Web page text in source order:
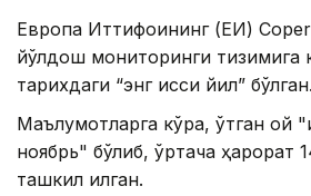
Европа Иттифоқининг (ЕИ)
йўлдош мониторинги тизимига
тарихдаги “энг иссиқ йил” бўлган.
Маълумотларга кўра, ўтган ой
ноябрь" бўлиб, ўртача ҳарорат
ташкил қилган.